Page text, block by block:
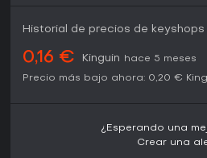
Historial de precios de keyshops
0,16 € Kinguin
hace 5 meses
Precio más bajo ahora: 0,20 €
¿Esperando una
Crear una